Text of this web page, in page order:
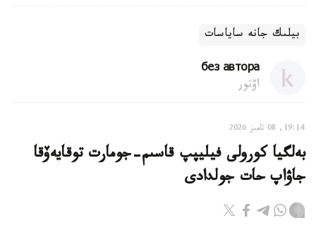
بيلىك جانە ساياسات
без автора
اۆتور
19:14, 08 تامىز 2026
بەلگيا كورولى فيليپپ قاسىم-جومارت توقايەۆقا
جاۋاپ حات جولدادى